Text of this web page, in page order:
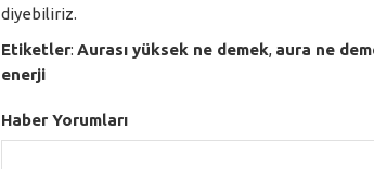
diyebiliriz.
Etiketler:Aurası yüksek ne demek, aura ne
enerji
Haber Yorumları